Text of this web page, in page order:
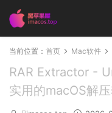
当前位置： 首页 Mac软件
RAR Extractor -
实用的macOS解